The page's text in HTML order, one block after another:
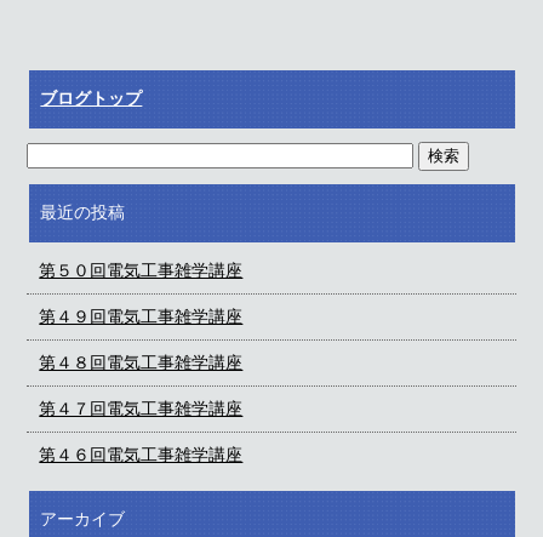
ブログトップ
最近の投稿
第５０回電気工事雑学講座
第４９回電気工事雑学講座
第４８回電気工事雑学講座
第４７回電気工事雑学講座
第４６回電気工事雑学講座
アーカイブ